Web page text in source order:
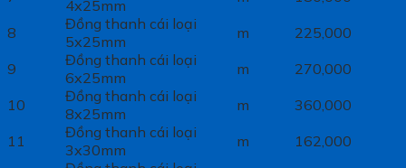
4x25mm
8
Đồng thanh cái loại
5x25mm
m
225,000
9
Đồng thanh cái loại
6x25mm
m
270,000
10
Đồng thanh cái loại
8x25mm
m
360,000
11
Đồng thanh cái loại
3x30mm
m
162,000